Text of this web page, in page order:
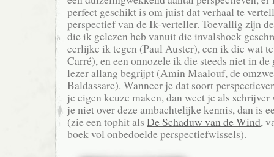
perfect geschikt is om juist dat verhaal te
perspectief van de Ik-verteller. Toevallig zijn
die ik gelezen heb vanuit die invalshoek
eerlijke ik tegen (Paul Auster), een ik die wat
Carré), en een onnozele ik die steeds niet in de
lezer allang begrijpt (Amin Maalouf, de
Baldassare). Wanneer je dat soort
je eigen keuze maken, dan weet je als
je niet over deze ambachtelijke kennis, dan is
(zie een tophit als De Schaduw van de Wind,
boek vol onbedoelde perspectiefwissels).